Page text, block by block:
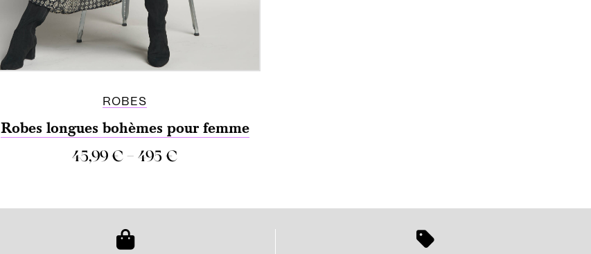
ROBES
Robes longues bohèmes pour femme
45,99 € –495 €
COMPARER